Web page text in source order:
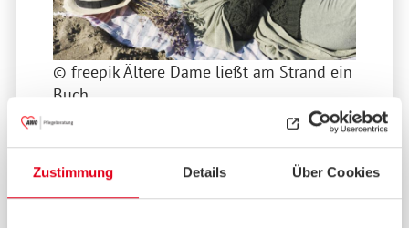
Zustimmung Details Über Cookies
© freepik Ältere Dame ließt am Strand ein
Buch.
Entlastung für pflegende Angehörige
Haben Sie schon Ihren Urlaub geplant?